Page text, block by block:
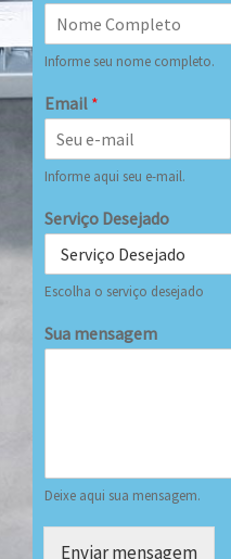
Informe seu nome completo.
Email *
Informe aqui seu e-mail.
Serviço Desejado
Escolha o serviço desejado
Sua mensagem
Deixe aqui sua mensagem.
Enviar mensagem